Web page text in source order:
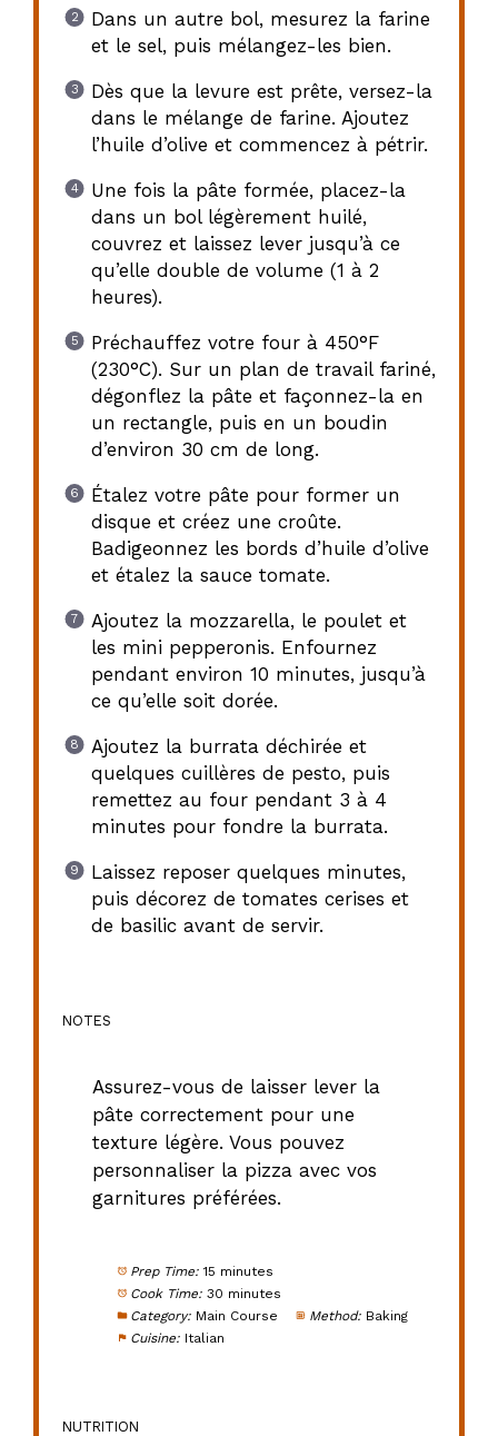
Dans un autre bol, mesurez la farine
et le sel, puis mélangez-les bien.
Dès que la levure est prête, versez-la
dans le mélange de farine. Ajoutez
l’huile d’olive et commencez à pétrir.
Une fois la pâte formée, placez-la
dans un bol légèrement huilé,
couvrez et laissez lever jusqu’à ce
qu’elle double de volume (1 à 2
heures).
Préchauffez votre four à 450°F
(230°C). Sur un plan de travail fariné,
dégonflez la pâte et façonnez-la en
un rectangle, puis en un boudin
d’environ 30 cm de long.
Étalez votre pâte pour former un
disque et créez une croûte.
Badigeonnez les bords d’huile d’olive
et étalez la sauce tomate.
Ajoutez la mozzarella, le poulet et
les mini pepperonis. Enfournez
pendant environ 10 minutes, jusqu’à
ce qu’elle soit dorée.
Ajoutez la burrata déchirée et
quelques cuillères de pesto, puis
remettez au four pendant 3 à 4
minutes pour fondre la burrata.
Laissez reposer quelques minutes,
puis décorez de tomates cerises et
de basilic avant de servir.
NOTES
Assurez-vous de laisser lever la
pâte correctement pour une
texture légère. Vous pouvez
personnaliser la pizza avec vos
garnitures préférées.
Prep Time: 15 minutes
Cook Time: 30 minutes
Category: Main Course Method: Baking
Cuisine: Italian
NUTRITION